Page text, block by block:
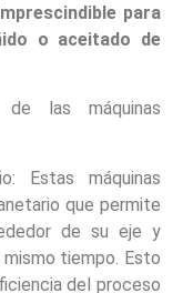
para
o aceitado de
de las máquinas
Estas máquinas
que permite
de su eje y
tiempo. Esto
del proceso